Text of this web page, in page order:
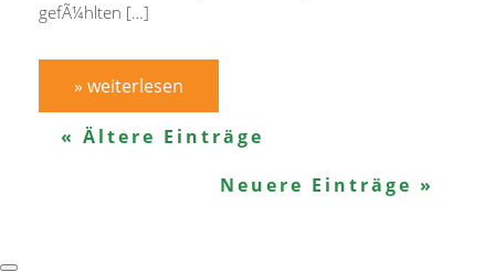
gefÃ¼hlten […]
» weiterlesen
« Ältere Einträge
Neuere Einträge »